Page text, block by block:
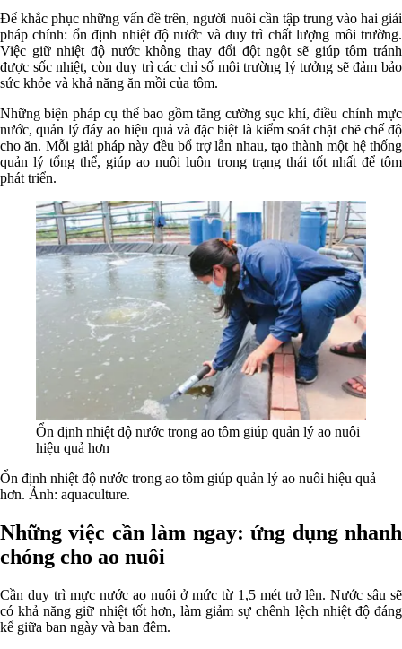
Để khắc phục những vấn đề trên, người nuôi cần tập trung vào hai giải
pháp chính: ổn định nhiệt độ nước và duy trì chất lượng môi trường.
Việc giữ nhiệt độ nước không thay đổi đột ngột sẽ giúp tôm tránh
được sốc nhiệt, còn duy trì các chỉ số môi trường lý tưởng sẽ đảm bảo
sức khỏe và khả năng ăn mồi của tôm.
Những biện pháp cụ thể bao gồm tăng cường sục khí, điều chỉnh mực
nước, quản lý đáy ao hiệu quả và đặc biệt là kiểm soát chặt chẽ chế độ
cho ăn. Mỗi giải pháp này đều bổ trợ lẫn nhau, tạo thành một hệ thống
quản lý tổng thể, giúp ao nuôi luôn trong trạng thái tốt nhất để tôm
phát triển.
Ổn định nhiệt độ nước trong ao tôm giúp quản lý ao nuôi
hiệu quả hơn
Ổn định nhiệt độ nước trong ao tôm giúp quản lý ao nuôi hiệu quả
hơn. Ảnh: aquaculture.
Những việc cần làm ngay: ứng dụng nhanh
chóng cho ao nuôi
Cần duy trì mực nước ao nuôi ở mức từ 1,5 mét trở lên. Nước sâu sẽ
có khả năng giữ nhiệt tốt hơn, làm giảm sự chênh lệch nhiệt độ đáng
kể giữa ban ngày và ban đêm.